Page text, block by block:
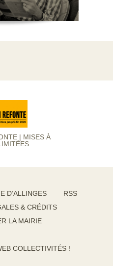
| MISES À
D’ALLINGES
RSS
& CRÉDITS
LA MAIRIE
COLLECTIVITÉS !